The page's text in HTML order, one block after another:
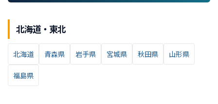
北海道・東北
北海道 青森県 岩手県 宮城県 秋田県 山形県
福島県